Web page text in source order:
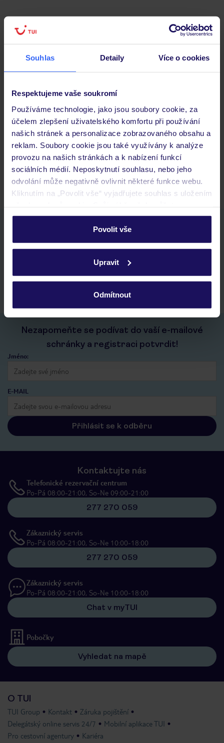
Souhlas Detaily Více o cookies
Respektujeme vaše soukromí
Používáme technologie, jako jsou soubory cookie, za
účelem zlepšení uživatelského komfortu při používání
našich stránek a personalizace zobrazovaného obsahu a
reklam. Soubory cookie jsou také využívány k analýze
provozu na našich stránkách a k nabízení funkcí
sociálních médií. Neposkytnutí souhlasu, nebo jeho
odvolání může negativně ovlivnit některé funkce webu.
Kliknutím na „Povolit vše“ vyjadřujete souhlas s uložením
personalizovat v sekci „Personalizace“.
Podrobné informace o souborech cookie naleznete v
ochrany osobních údajů.
Povolit vše
Upravit
Odmítnout
Důležité informace
Jaké doklady jsou potřebné při cestování?
Budeme ubytováni ihned po příjezdu do hotelu?
Kam jít po přistání a vyzvednutí zavazadel?
Zobrazit další
Stáhněte si bezplatnou aplikaci TUI
seznam oblíbených nabídek a možnost jejich sdílení
historie vyhledávání a naposledy zobrazené nabídky
kontakt s TUI a všechny informace o tvé rezervaci v myTUI
Nezapomeňte se podívat do vaší e-mailové
schránky a registraci potvrdit!
Jméno:
E-MAIL
Přihlásit se k odběru
Kontaktujte nás
Telefonické rezervační centrum
Po-Pá 08:00-21:00, So-Ne 09:00-21:00
277 270 059
Zákaznický servis
Po-Pá 08:00-21:00, So-Ne 10:00-18:00
277 270 059
Zákaznický servis
Po-Pá 08:00-21:00, So-Ne 10:00-18:00
Chat v myTUI
Pobočky
Vyhledat na mapě
O TUI
TUI Group Kontakt
Záruka pojištění
Delegátský online servis 24/7
Mobilní aplikace TUI
Pro cestovní agentury
Kariéra